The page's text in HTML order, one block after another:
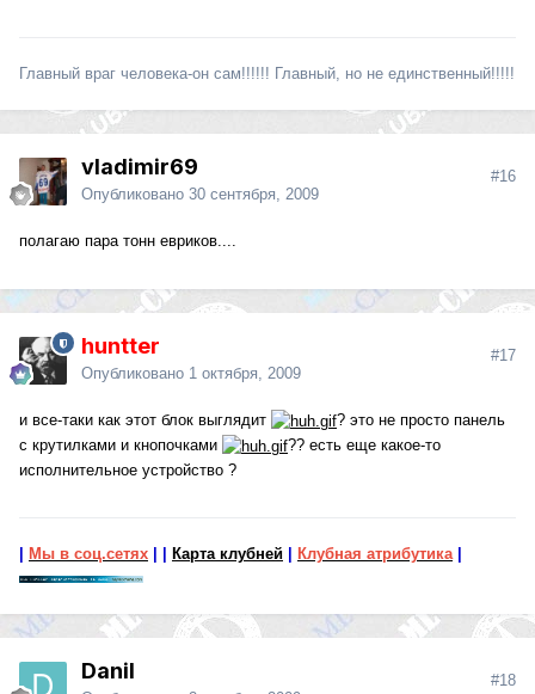
Главный враг человека-он сам!!!!!! Главный, но не единственный!!!!!
vladimir69
Опубликовано 30 сентября, 2009
#16
полагаю пара тонн евриков....
huntter
Опубликовано 1 октября, 2009
#17
и все-таки как этот блок выглядит
? это не просто панель
с крутилками и кнопочками
?? есть еще какое-то
исполнительное устройство ?
Мы в соц.сетях Карта клубней Клубная атрибутика|
Danil #18